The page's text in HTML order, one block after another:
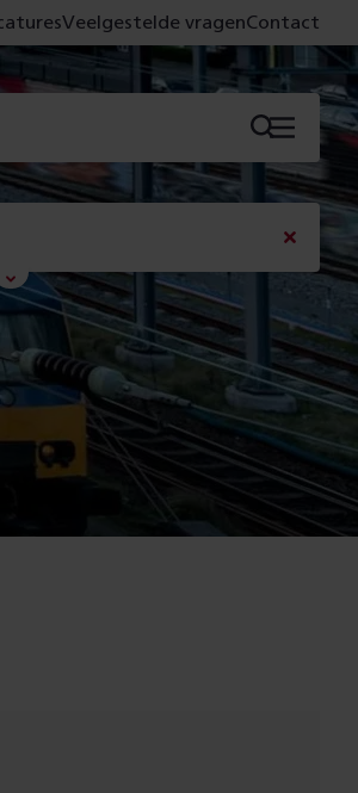
'Voor 't spoor naar morgen' laten
gebeurt en wat dat -
- morgen oplevert.
Bericht
Veelgestelde vragenContact
Menu